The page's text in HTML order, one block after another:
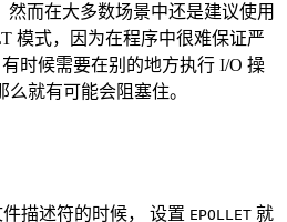
然而在大多数场景中还是建议使用
模式，因为在程序中很难保证严
时候需要在别的地方执行 I/O 操
就有可能会阻塞住。
描述符的时候， 设置 EPOLLET 就